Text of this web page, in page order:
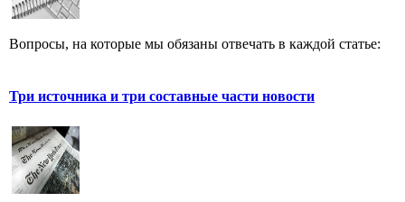
Вопросы, на которые мы обязаны отвечать в каждой статье:
Три источника и три составные части новости